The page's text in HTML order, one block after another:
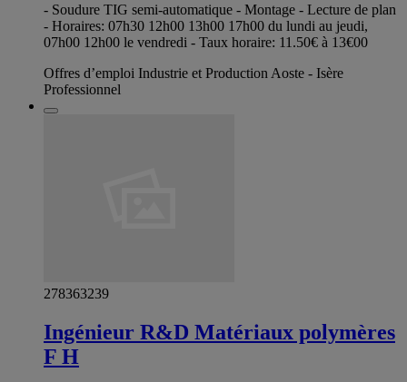
- Soudure TIG semi-automatique - Montage - Lecture de plan
- Horaires: 07h30 12h00 13h00 17h00 du lundi au jeudi,
07h00 12h00 le vendredi - Taux horaire: 11.50€ à 13€00
Offres d’emploi Industrie et Production Aoste - Isère
Professionnel
278363239
Ingénieur R&D Matériaux polymères
F H